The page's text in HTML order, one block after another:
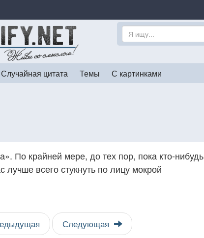
Случайная цитата Темы С картинками
По крайней мере, до тех пор, пока кто-нибудь
лучше всего стукнуть по лицу мокрой
Следующая